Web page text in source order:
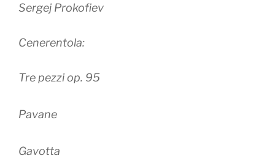
Sergej Prokofiev
Cenerentola:
Tre pezzi op. 95
Pavane
Gavotta